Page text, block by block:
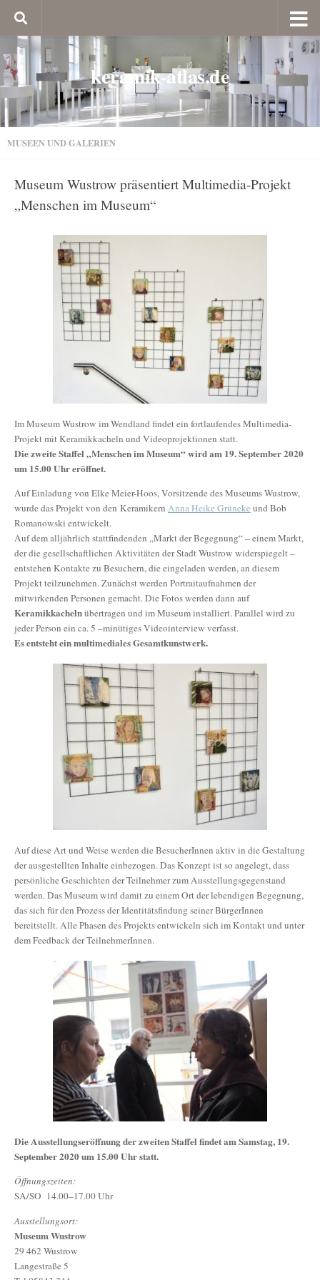
keramik-atlas.de
MUSEEN UND GALERIEN
Museum Wustrow präsentiert Multimedia-Projekt
„Menschen im Museum“
Im Museum Wustrow im Wendland findet ein fortlaufendes Multimedia-
Projekt mit Keramikkacheln und Videoprojektionen statt.
Die zweite Staffel „Menschen im Museum“ wird am 19. September 2020
um 15.00 Uhr eröffnet.
Auf Einladung von Elke Meier-Hoos, Vorsitzende des Museums Wustrow,
wurde das Projekt von den Keramikern Anna Heike Grüneke und Bob
Romanowski entwickelt.
Auf dem alljährlich stattfindenden „Markt der Begegnung“ – einem Markt,
der die gesellschaftlichen Aktivitäten der Stadt Wustrow widerspiegelt –
entstehen Kontakte zu Besuchern, die eingeladen werden, an diesem
Projekt teilzunehmen. Zunächst werden Portraitaufnahmen der
mitwirkenden Personen gemacht. Die Fotos werden dann auf
Keramikkachelnübertragen und im Museum installiert. Parallel wird zu
jeder Person ein ca. 5 –minütiges Videointerview verfasst.
Es entsteht ein multimediales Gesamtkunstwerk.
Auf diese Art und Weise werden die BesucherInnen aktiv in die Gestaltung
der ausgestellten Inhalte einbezogen. Das Konzept ist so angelegt, dass
persönliche Geschichten der Teilnehmer zum Ausstellungsgegenstand
werden. Das Museum wird damit zu einem Ort der lebendigen Begegnung,
das sich für den Prozess der Identitätsfindung seiner BürgerInnen
bereitstellt. Alle Phasen des Projekts entwickeln sich im Kontakt und unter
dem Feedback der TeilnehmerInnen.
Die Ausstellungseröffnung der zweiten Staffel findet am Samstag, 19.
September 2020 um 15.00 Uhr statt.
Öffnungszeiten:
SA/SO 14.00–17.00 Uhr
Ausstellungsort:
Museum Wustrow
29 462 Wustrow
Langestraße 5